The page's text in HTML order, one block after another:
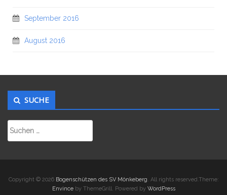
September 2016
August 2016
SUCHE
Copyright © 2026 Bogenschützen des SV Mönkeberg. All rights reserved.Theme:
Envinceby ThemeGrill. Powered by WordPress